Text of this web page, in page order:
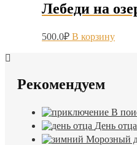
Лебеди на
500.0₽ В корзину
Рекомендуем
В
День
Морозный